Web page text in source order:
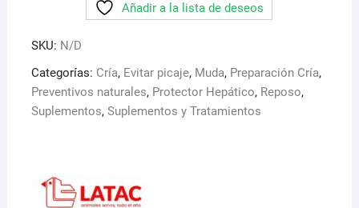
(
Calcio
y
Fosforo)
Añadir a la lista de deseos
SKU: N/D
Categorías: Cría, Evitar picaje, Muda, Preparación Cría,
Preventivos naturales, Protector Hepático, Reposo,
Suplementos, Suplementos y Tratamientos